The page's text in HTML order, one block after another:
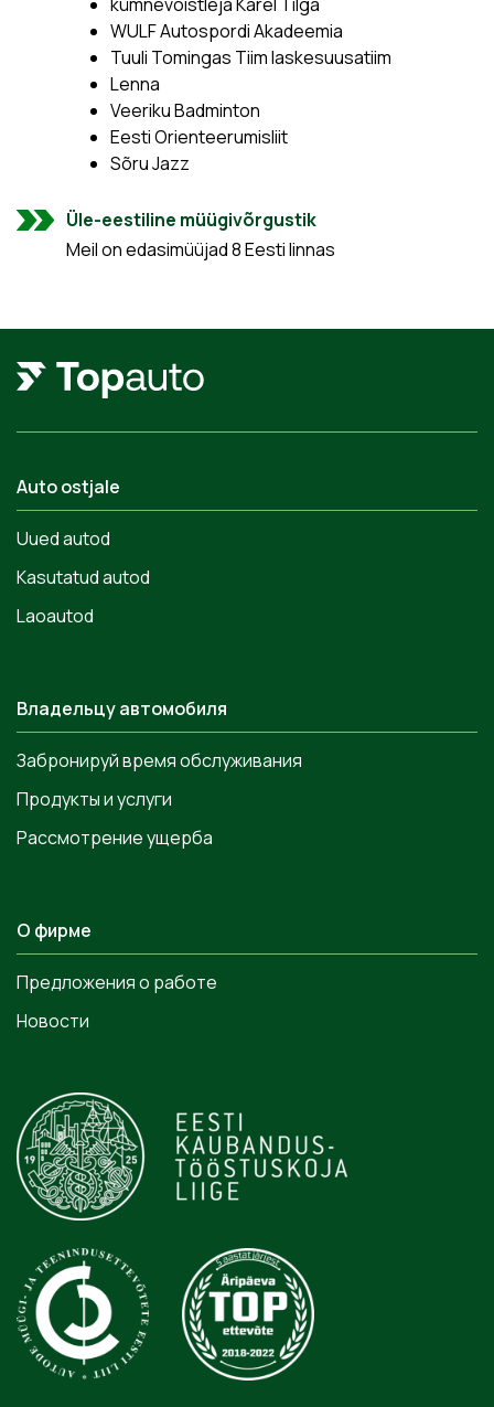
WULF Autospordi Akadeemia
Tuuli Tomingas Tiim laskesuusatiim
Lenna
Veeriku Badminton
Eesti Orienteerumisliit
Sõru Jazz
Üle-eestiline müügivõrgustik
Meil on edasimüüjad 8 Eesti linnas
Auto ostjale
Uued autod
Kasutatud autod
Laoautod
Владельцу автомобиля
Забронируй время обслуживания
Продукты и услуги
Рассмотрение ущерба
О фирме
Предложения о работе
Новости